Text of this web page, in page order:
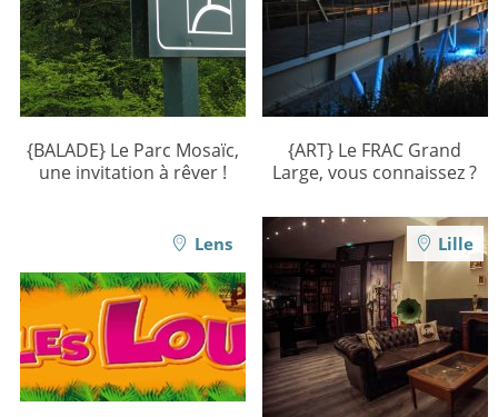
{BALADE} Le Parc Mosaïc,
une invitation à rêver !
{ART} Le FRAC Grand
Large, vous connaissez ?
Lens Lille